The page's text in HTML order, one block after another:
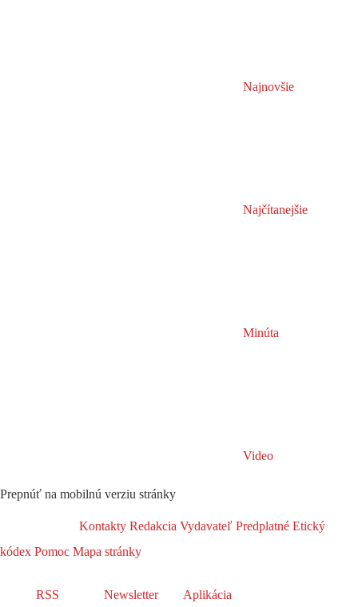
Najnovšie
Najčítanejšie
Minúta
Video
Prepnúť na mobilnú verziu stránky
Kontakty Redakcia Vydavateľ Predplatné Etický
kódex Pomoc Mapa stránky
RSS Newsletter Aplikácia